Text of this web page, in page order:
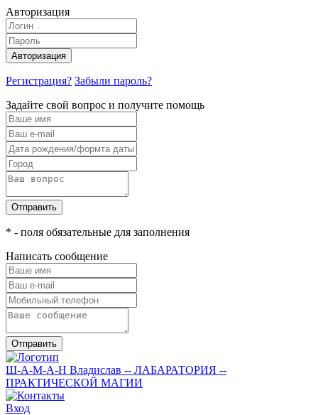
Авторизация
Авторизация
Регистрация? Забыли пароль?
Задайте свой вопрос и получите помощь
Отправить
* - поля обязательные для заполнения
Написать сообщение
Отправить
Ш-А-М-А-Н Владислав -- ЛАБАРАТОРИЯ --
ПРАКТИЧЕСКОЙ МАГИИ
Вход